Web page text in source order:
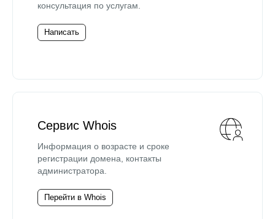
консультация по услугам.
Написать
Сервис Whois
Информация о возрасте и сроке
регистрации домена, контакты
администратора.
Перейти в Whois